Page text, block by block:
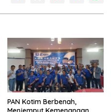
PAN Kotim Berbenah,